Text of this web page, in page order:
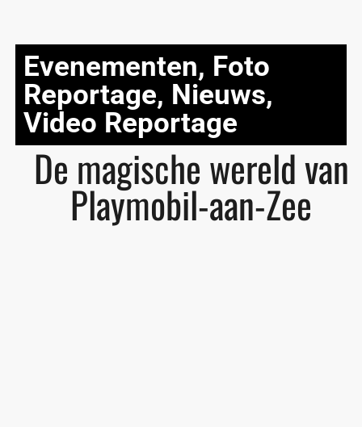
Evenementen, Foto
Reportage, Nieuws,
Video Reportage
De magische wereld van
Playmobil-aan-Zee